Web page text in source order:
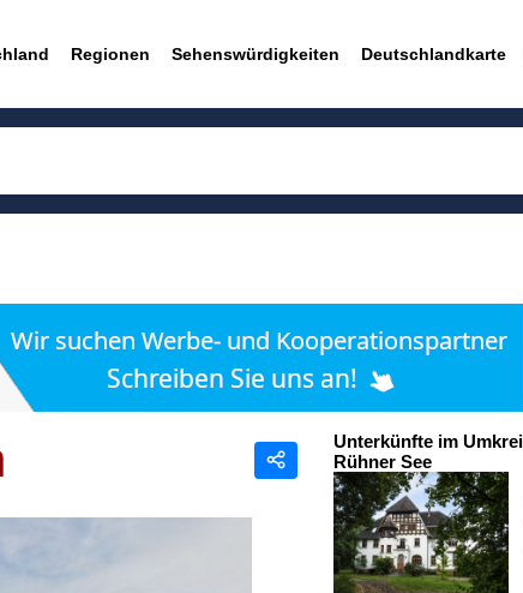
Regionen Sehenswürdigkeiten Deutschlandkarte
Teilen
Unterkünfte im
Rühner See